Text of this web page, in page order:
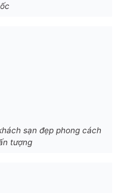
sạn đẹp phong cách
tượng